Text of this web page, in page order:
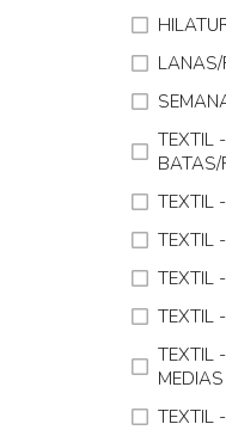
LANAS/
TEXTIL -
BATAS/
TEXTIL
TEXTIL
TEXTIL
TEXTIL
TEXTIL
MEDIAS
TEXTIL